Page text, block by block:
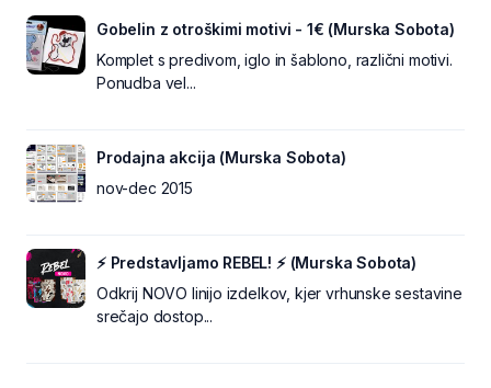
Gobelin z otroškimi motivi - 1€ (Murska Sobota)
Komplet s predivom, iglo in šablono, različni motivi.
Ponudba vel...
Prodajna akcija (Murska Sobota)
nov-dec 2015
⚡ Predstavljamo REBEL! ⚡ (Murska Sobota)
Odkrij NOVO linijo izdelkov, kjer vrhunske sestavine
srečajo dostop...